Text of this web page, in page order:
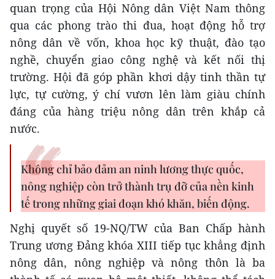
quan trọng của Hội Nông dân Việt Nam thông
qua các phong trào thi đua, hoạt động hỗ trợ
nông dân về vốn, khoa học kỹ thuật, đào tạo
nghề, chuyển giao công nghệ và kết nối thị
trường. Hội đã góp phần khơi dậy tinh thần tự
lực, tự cường, ý chí vươn lên làm giàu chính
đáng của hàng triệu nông dân trên khắp cả
nước.
Không chỉ bảo đảm an ninh lương thực quốc,
nông nghiệp còn trở thành trụ đỡ của nền kinh
tế trong những giai đoạn khó khăn, biến động.
Nghị quyết số 19-NQ/TW của Ban Chấp hành
Trung ương Đảng khóa XIII tiếp tục khẳng định
nông dân, nông nghiệp và nông thôn là ba